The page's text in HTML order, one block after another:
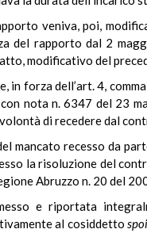
veniva, poi,
del rapporto dal 2
modificativo del
in forza dell’art. 4,
nota n. 6347 del 23
di recedere dal
mancato recesso da
la risoluzione del
Abruzzo n. 20 del
e riportata
al cosiddetto